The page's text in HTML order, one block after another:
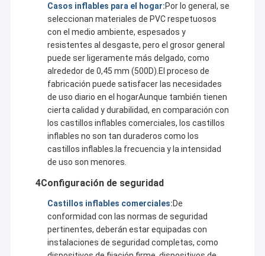
Inicio
Productos
Control de calidad
Contáctenos
Casos inflables para el hogar:Por lo general, se
seleccionan materiales de PVC respetuosos
con el medio ambiente, espesados y
resistentes al desgaste, pero el grosor general
puede ser ligeramente más delgado, como
alrededor de 0,45 mm (500D).El proceso de
fabricación puede satisfacer las necesidades
de uso diario en el hogarAunque también tienen
cierta calidad y durabilidad, en comparación con
los castillos inflables comerciales, los castillos
inflables no son tan duraderos como los
castillos inflables.la frecuencia y la intensidad
de uso son menores.
4Configuración de seguridad
Castillos inflables comerciales:De
conformidad con las normas de seguridad
pertinentes, deberán estar equipadas con
instalaciones de seguridad completas, como
Guangzhou Kule Amusement Equipment Co.,
Ltd. y sus subsidiarias
registradas en Guangzhou, China, con casi una década de
m2 de fábrica tiene un diseño a gran escala y
racionalIntegrando I+D, producción y ventas, la compañía reúne
a los mejores diseñadores de juguetes inflables que dotan a los
productos de una vitalidad vívida a través del ingenio
creativo,junto con trabajadores de costura altamente